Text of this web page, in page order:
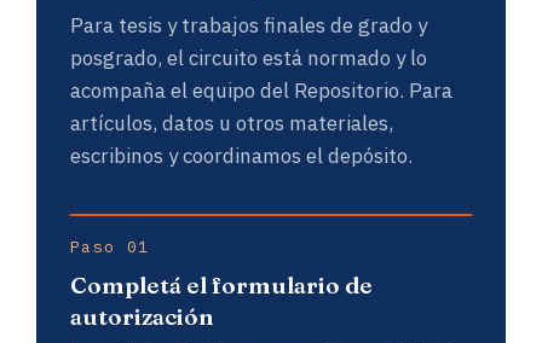
Para tesis y trabajos finales de grado y
posgrado, el circuito está normado y lo
acompaña el equipo del Repositorio. Para
artículos, datos u otros materiales,
escribinos y coordinamos el depósito.
Paso 01
Completá el formulario de
autorización